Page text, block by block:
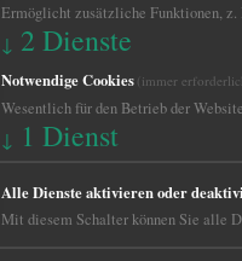
Ermöglicht zusätzliche Funktionen, z.
↓ 2 Dienste
Notwendige Cookies (immer
Wesentlich für den Betrieb der
↓ 1 Dienst
Alle Dienste aktivieren oder
Mit diesem Schalter können Sie alle